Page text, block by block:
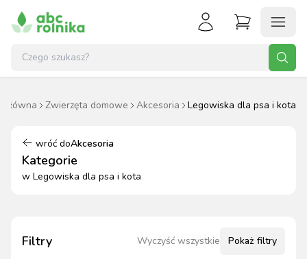
główna Zwierzęta domowe Akcesoria Legowiska dla psa i kota
wróć doAkcesoria
Kategorie
w Legowiska dla psa i kota
Filtry Wyczyść wszystkie Pokaż filtry